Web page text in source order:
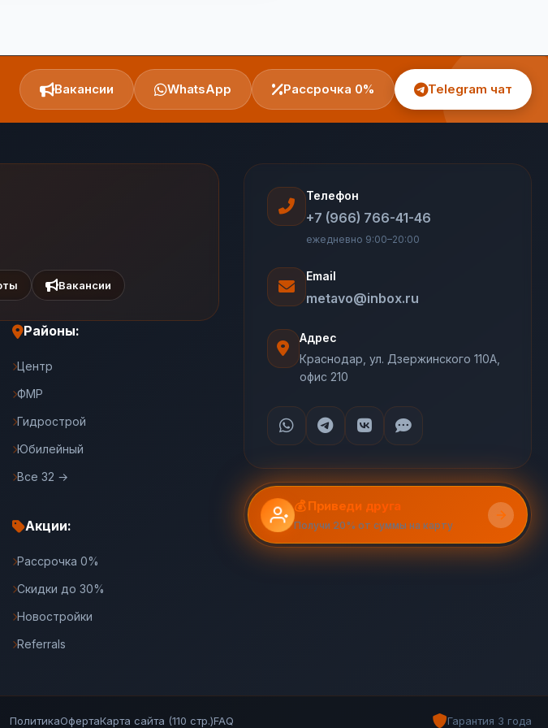
Вакансии WhatsApp Рассрочка 0% Telegram чат
Вакансии
Районы:
Центр
ФМР
Гидрострой
Юбилейный
Все 32 →
Акции:
Рассрочка 0%
Скидки до 30%
Новостройки
Referrals
Телефон
+7 (966) 766-41-46
ежедневно 9:00–20:00
Email
metavo@inbox.ru
Адрес
Краснодар, ул. Дзержинского 110А,
офис 210
💰 Приведи друга
Получи 20% от суммы на карту
ПолитикаОфертаКарта сайта (110 стр.)FAQ Гарантия 3 года